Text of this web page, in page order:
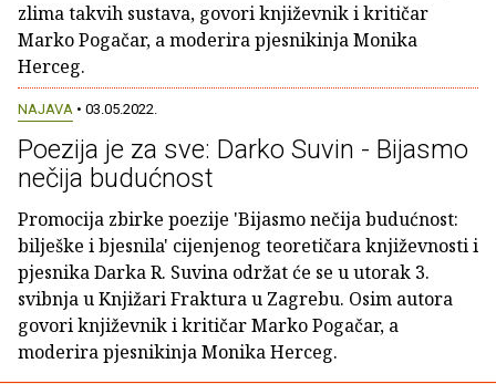
zlima takvih sustava, govori književnik i kritičar
Marko Pogačar, a moderira pjesnikinja Monika
Herceg.
NAJAVA • 03.05.2022.
Poezija je za sve: Darko Suvin - Bijasmo
nečija budućnost
Promocija zbirke poezije 'Bijasmo nečija budućnost:
bilješke i bjesnila' cijenjenog teoretičara književnosti i
pjesnika Darka R. Suvina održat će se u utorak 3.
svibnja u Knjižari Fraktura u Zagrebu. Osim autora
govori književnik i kritičar Marko Pogačar, a
moderira pjesnikinja Monika Herceg.